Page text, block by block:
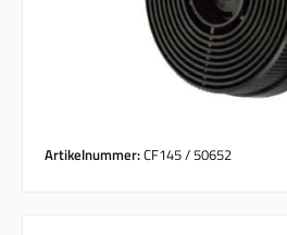
Artikelnummer:CF145 / 50652